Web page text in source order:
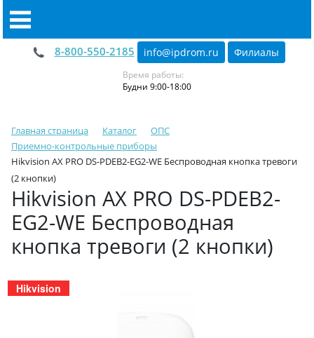
8-800-550-2185 info@ipdrom.ru Филиалы
Время работы:
Будни 9:00-18:00
Главная страница Каталог
ОПС
Приемно-контрольные приборы
Hikvision AX PRO DS-PDEB2-EG2-WE Беспроводная кнопка тревоги
(2 кнопки)
Hikvision AX PRO DS-PDEB2-
EG2-WE Беспроводная
кнопка тревоги (2 кнопки)
Hikvision